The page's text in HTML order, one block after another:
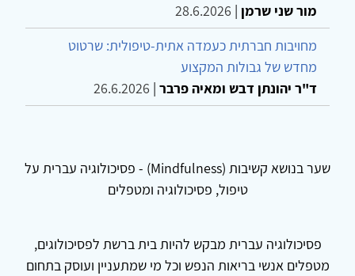
מור שני שרמן |
28.6.2026
מחויבות חברתית כעמדה אתית-טיפולית: שרטוט
מחדש של גבולות המקצוע
ד"ר יהונתן דבש ומאיה פרבר |
26.6.2026
שער בנושא קשיבות (Mindfulness) - פסיכולוגיה עברית על
טיפול, פסיכולוגיה ומטפלים
פסיכולוגיה עברית מבקש להיות בית ברשת לפסיכולוגים,
מטפלים אנשי בריאות הנפש וכל מי שמתעניין ועוסק בתחום